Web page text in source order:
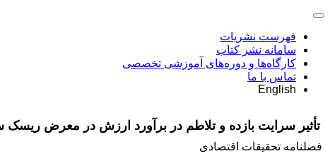
فهرست نشریات
سامانه نشر کتاب
کارگاه‌ها و دوره‌های آموزشی تخصصی
تماس با ما
English
تأثیر سرایت بازده و تلاطم در برآورد ارزش در معرض ریسک
فصلنامه تحقیقات اقتصادی